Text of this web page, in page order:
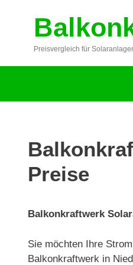
springen
Preisvergleich für
Preise
Balkonkraftwerk
Sie möchten Ihre
Balkonkraftwerk in